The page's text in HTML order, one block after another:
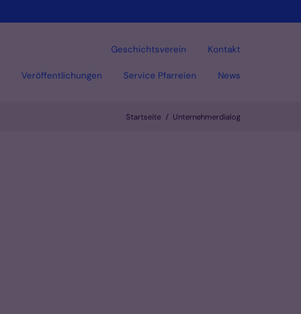
Veröffentlichungen Service Pfarreien News
Geschichtsverein Kontakt
Startseite Unternehmerdialog